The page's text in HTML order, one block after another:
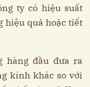
ty có hiệu suất
hiệu quả hoặc tiết
hàng đầu đưa ra
kính khác so với